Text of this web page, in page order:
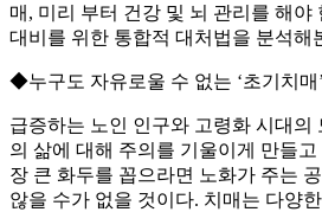
매, 미리 부터 건강 및 뇌 관리를 해야
대비를 위한 통합적 대처법을 분석해
◆누구도 자유로울 수 없는 ‘초기치매’
급증하는 노인 인구와 고령화 시대의
의 삶에 대해 주의를 기울이게 만들
장 큰 화두를 꼽으라면 노화가 주는
않을 수가 없을 것이다. 치매는 다양